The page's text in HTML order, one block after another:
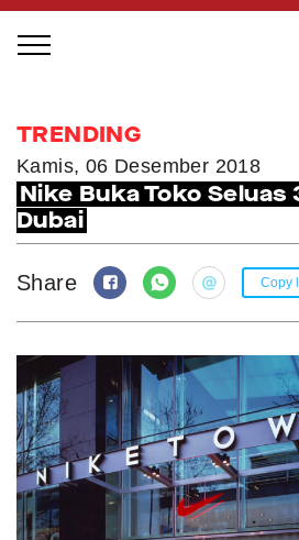
LOCAL GREATNESS
INSPIRING PEOPLE
INSPIRING PRODUCTS
INSPIRING PLACES
INSPIRING COMMUNITIES
TRENDING
EVENTS
MLDPODCAST
VIDEOS
MLDPOINTS
TRENDING
Kamis, 06 Desember 2018
Nike Buka Toko Seluas
Dubai
Share Copy